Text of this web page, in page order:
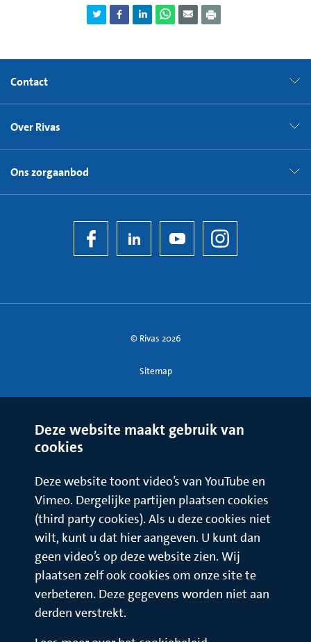
Contact
Over Rivas
Ons zorgaanbod
© Rivas 2026
Sitemap
Deze website maakt gebruik van
cookies
Deze website toont video’s van YouTube en
Vimeo. Dergelijke partijen plaatsen cookies
(third party cookies). Als u deze cookies niet
wilt, kunt u dat hier aangeven. U kunt dan
geen video’s op deze website zien. Wij
plaatsen zelf ook cookies om onze site te
verbeteren. Deze gegevens worden niet aan
derden verstrekt.